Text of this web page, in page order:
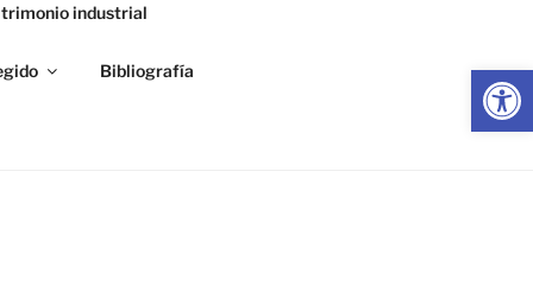
Abrir
industrial
Bibliografía